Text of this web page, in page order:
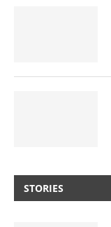
STORIES